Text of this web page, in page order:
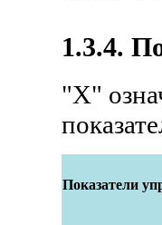
1.3.4.
"X"
Показатели